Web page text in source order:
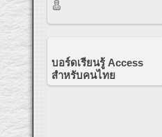
บอร์ดเรียนรู้ Access
สำหรับคนไทย